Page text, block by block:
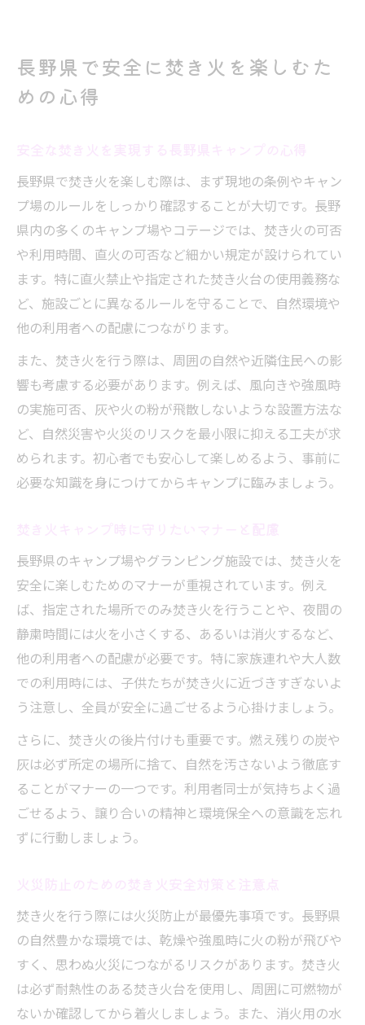
長野県で安全に焚き火を楽しむた
めの心得
長野県で焚き火を楽しむ際は、まず現地の条例やキャン
プ場のルールをしっかり確認することが大切です。長野
県内の多くのキャンプ場やコテージでは、焚き火の可否
や利用時間、直火の可否など細かい規定が設けられてい
ます。特に直火禁止や指定された焚き火台の使用義務な
ど、施設ごとに異なるルールを守ることで、自然環境や
他の利用者への配慮につながります。
また、焚き火を行う際は、周囲の自然や近隣住民への影
響も考慮する必要があります。例えば、風向きや強風時
の実施可否、灰や火の粉が飛散しないような設置方法な
ど、自然災害や火災のリスクを最小限に抑える工夫が求
められます。初心者でも安心して楽しめるよう、事前に
必要な知識を身につけてからキャンプに臨みましょう。
長野県のキャンプ場やグランピング施設では、焚き火を
安全に楽しむためのマナーが重視されています。例え
ば、指定された場所でのみ焚き火を行うことや、夜間の
静粛時間には火を小さくする、あるいは消火するなど、
他の利用者への配慮が必要です。特に家族連れや大人数
での利用時には、子供たちが焚き火に近づきすぎないよ
う注意し、全員が安全に過ごせるよう心掛けましょう。
さらに、焚き火の後片付けも重要です。燃え残りの炭や
灰は必ず所定の場所に捨て、自然を汚さないよう徹底す
ることがマナーの一つです。利用者同士が気持ちよく過
ごせるよう、譲り合いの精神と環境保全への意識を忘れ
ずに行動しましょう。
焚き火を行う際には火災防止が最優先事項です。長野県
の自然豊かな環境では、乾燥や強風時に火の粉が飛びや
すく、思わぬ火災につながるリスクがあります。焚き火
は必ず耐熱性のある焚き火台を使用し、周囲に可燃物が
ないか確認してから着火しましょう。また、消火用の水